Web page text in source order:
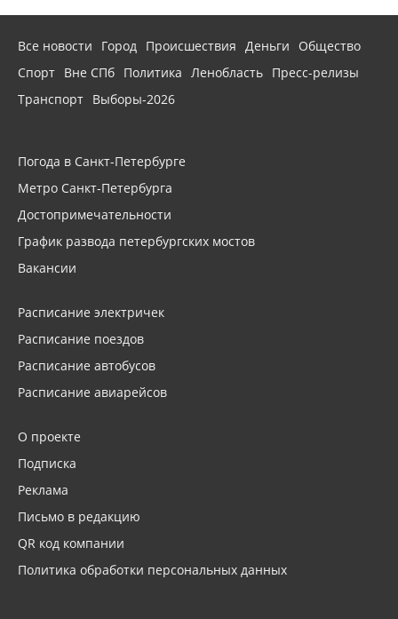
Все новости Город Происшествия Деньги
Общество
Спорт Вне СПб Политика Ленобласть Пресс-релизы
Транспорт Выборы-2026
Погода в Санкт-Петербурге
Метро Санкт-Петербурга
Достопримечательности
График развода петербургских мостов
Вакансии
Расписание электричек
Расписание поездов
Расписание автобусов
Расписание авиарейсов
О проекте
Подписка
Реклама
Письмо в редакцию
QR код компании
Политика обработки персональных данных